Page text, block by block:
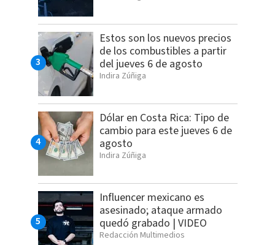
Estos son los nuevos precios
de los combustibles a partir
del jueves 6 de agosto
Indira Zúñiga
Dólar en Costa Rica: Tipo de
cambio para este jueves 6 de
agosto
Indira Zúñiga
Influencer mexicano es
asesinado; ataque armado
quedó grabado | VIDEO
Redacción Multimedios